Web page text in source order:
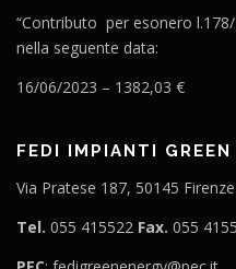
“Contributo per esonero
nella seguente data:
16/06/2023 – 1382,03 €
FEDI IMPIANTI GREEN
Via Pratese 187, 50145 Firenze
Tel. 055 415522 Fax. 055